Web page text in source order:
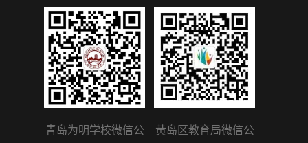
青岛为明学校微信公 黄岛区教育局微信公